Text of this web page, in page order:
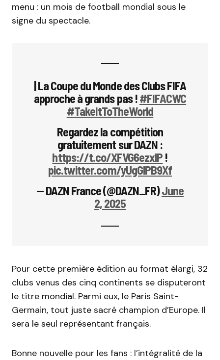
menu : un mois de football mondial sous le
signe du spectacle.
| La Coupe du Monde des Clubs FIFA
approche à grands pas !#FIFACWC
#TakeItToTheWorld
Regardez la compétition
gratuitement sur DAZN :
https://t.co/XFVG6ezxlP !
pic.twitter.com/yUgGlPB9Xf
— DAZN France (@DAZN_FR)June
2, 2025
Pour cette première édition au format élargi, 32
clubs venus des cinq continents se disputeront
le titre mondial. Parmi eux, le Paris Saint-
Germain, tout juste sacré champion d’Europe. Il
sera le seul représentant français.
Bonne nouvelle pour les fans : l’intégralité de la